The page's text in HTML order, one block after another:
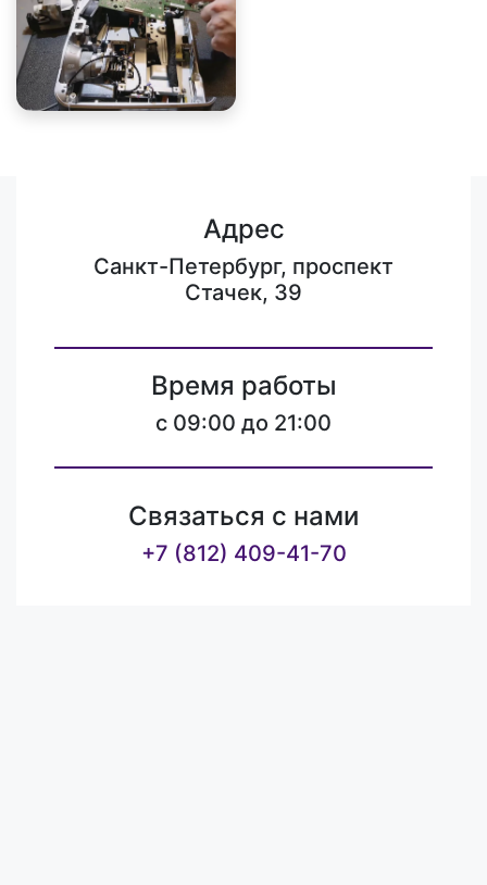
Адрес
Санкт-Петербург, проспект
Стачек, 39
Время работы
c 09:00 до 21:00
Связаться с нами
+7 (812) 409-41-70